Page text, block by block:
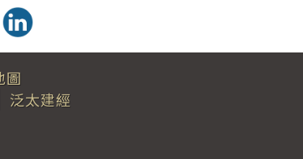
圖
泛太建經